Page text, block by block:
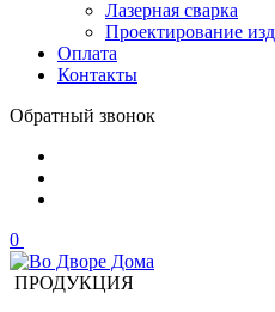
Лазерная сварка
Проектирование
Оплата
Контакты
Обратный звонок
0
ПРОДУКЦИЯ